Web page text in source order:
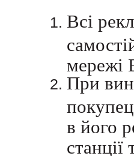
Всі
мережі
При
в його
станції